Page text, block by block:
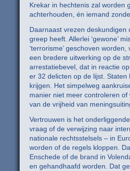
Krekar in hechtenis zal worden
achterhouden, én iemand
Daarnaast vrezen deskundigen
greep heeft. Allerlei ‘gewone’
‘terrorisme’ geschoven
een bredere uitwerking op de
arrestatiebevel, dat in reactie
er 32 delicten op de lijst.
krijgen. Het simpelweg
manier niet meer controleren of
van de vrijheid van
Vertrouwen is het
vraag of de verwijzing naar
nationale rechtsstelsels – in
worden of de regels kloppen.
Enschede of de brand in
en gehandhaafd worden. Dat